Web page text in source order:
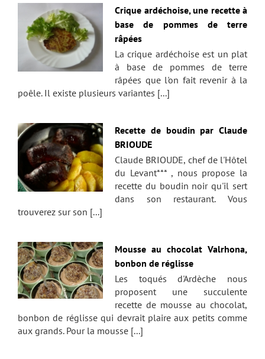
Crique ardéchoise, une recette à
base de pommes de terre
râpées
La crique ardéchoise est un plat
à base de pommes de terre
râpées que l'on fait revenir à la
poêle. Il existe plusieurs variantes [...]
Recette de boudin par Claude
BRIOUDE
Claude BRIOUDE, chef de l'Hôtel
du Levant*** , nous propose la
recette du boudin noir qu'il sert
dans son restaurant. Vous
trouverez sur son [...]
Mousse au chocolat Valrhona,
bonbon de réglisse
Les toqués d'Ardèche nous
proposent une succulente
recette de mousse au chocolat,
bonbon de réglisse qui devrait plaire aux petits comme
aux grands. Pour la mousse [...]